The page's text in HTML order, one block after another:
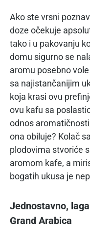
Ako ste vrsni
doze očekuje
tako i u pakovanju
domu sigurno se
aromu posebno
sa najistančanijim
koja krasi ovu
ovu kafu sa
odnos
ona obiluje? Kolač
plodovima stvoriće
aromom kafe, a
bogatih ukusa je
Jednostavno,
Grand Arabica